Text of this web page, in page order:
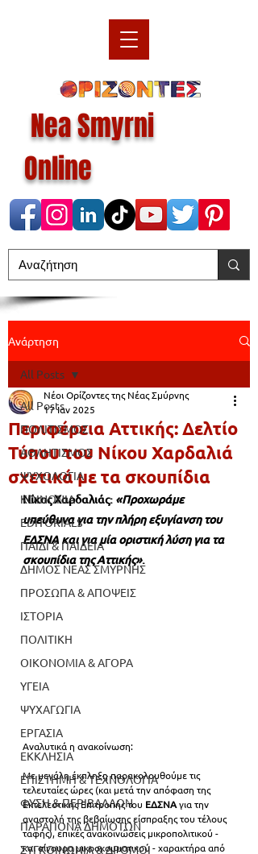
Nea Smyrni
Online
Ανάρτηση
All Posts
ΠΟΛΙΤΙΣΜΟΣ
ΑΘΛΗΤΙΣΜΟΣ
ΨΥΧΟΛΟΓΙΑ
ΚΟΙΝΩΝΙΑ
EDITORIALS
ΠΑΙΔΙ & ΠΑΙΔΕΙΑ
ΔΗΜΟΣ ΝΕΑΣ ΣΜΥΡΝΗΣ
ΠΡΟΣΩΠΑ & ΑΠΟΨΕΙΣ
ΙΣΤΟΡΙΑ
ΠΟΛΙΤΙΚΗ
ΟΙΚΟΝΟΜΙΑ & ΑΓΟΡΑ
ΥΓΕΙΑ
ΨΥΧΑΓΩΓΙΑ
ΕΡΓΑΣΙΑ
ΕΚΚΛΗΣΙΑ
ΕΠΙΣΤΗΜΗ & ΤΕΧΝΟΛΟΓΙΑ
ΦΥΣΗ & ΠΕΡΙΒΑΛΛΟΝ
ΠΑΡΑΠΟΝΑ ΔΗΜΟΤΩΝ
ΣΥΓΚΟΙΝΩΝΙΑ & ΔΡΟΜΟΙ
All Posts
Περιφέρεια Αττικής: Δελτίο
Τύπου του Νίκου Χαρδαλιά
σχετικά με τα σκουπίδια
Νέοι Ορίζοντες της Νέας Σμύρνης
17 Ιαν 2025
Νίκος Χαρδαλιάς: «Προχωράμε
υπεύθυνα για την πλήρη εξυγίανση του
ΕΔΣΝΑ και για μία οριστική λύση για τα
σκουπίδια της Αττικής».
Αναλυτικά η ανακοίνωση:
Με μεγάλη έκπληξη παρακολουθούμε τις
τελευταίες ώρες (και μετά την απόφαση της
Εκτελεστικής Επιτροπής του ΕΔΣΝΑ για την
αναστολή της βεβαίωσης είσπραξης του τέλους
ταφής), επικές ανακοινώσεις μικροπολιτικού -
και σίγουρα μικροκομματικού - χαρακτήρα από